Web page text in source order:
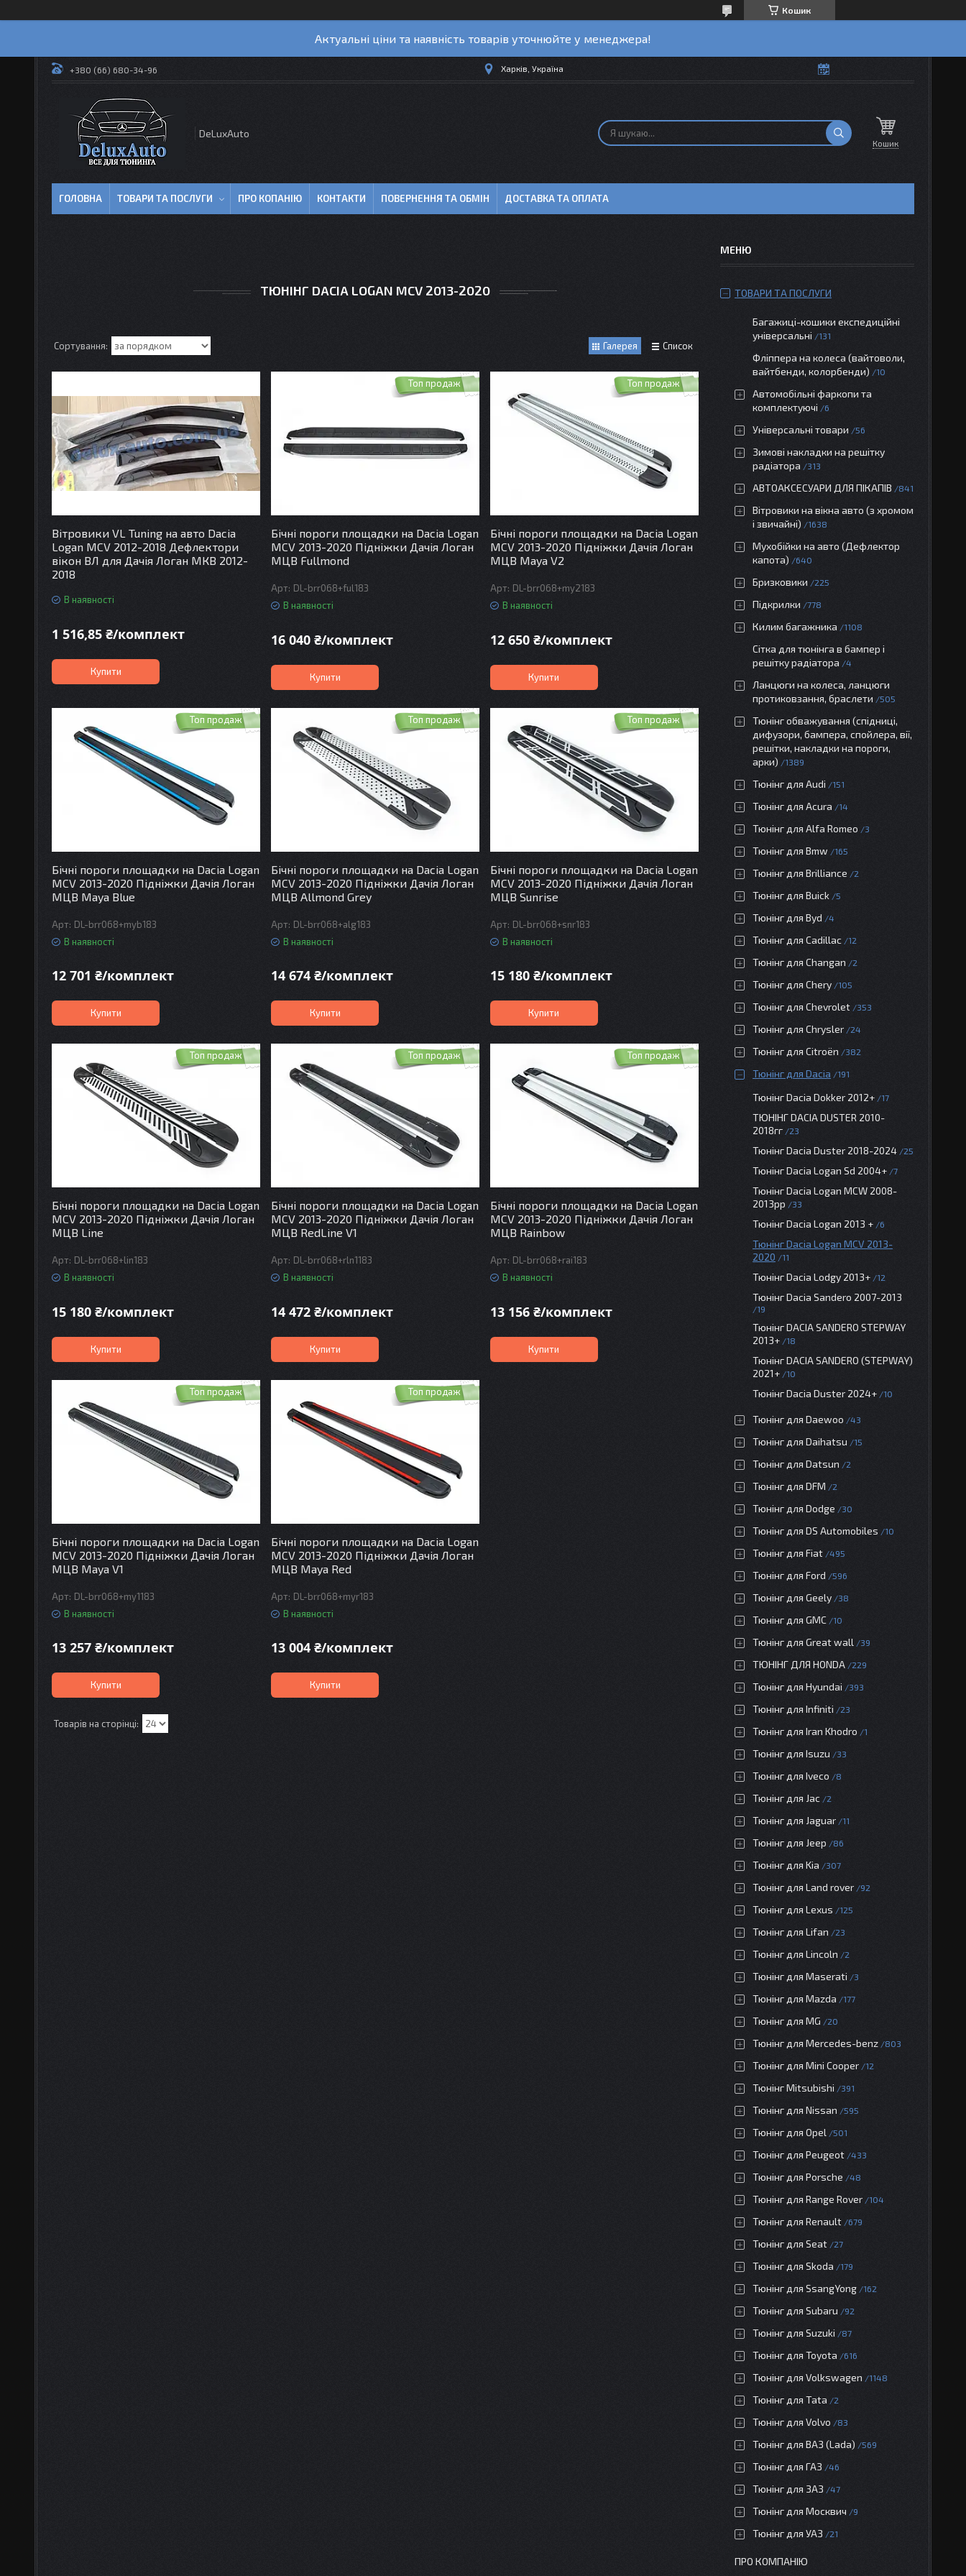
Кошик
Актуальні ціни та наявність товарів уточнюйте у менеджера!
+380 (66) 680-34-96 Харків, Україна
DeLuxAuto
Кошик
ГОЛОВНА ТОВАРИ ТА ПОСЛУГИ ПРО КОПАНІЮ КОНТАКТИ ПОВЕРНЕННЯ ТА ОБМІН ДОСТАВКА ТА ОПЛАТА
ТЮНІНГ DACIA LOGAN MCV 2013-2020
Галерея Список
Вітровики VL Tuning на авто Dacia
Logan MCV 2012-2018 Дефлектори
вікон ВЛ для Дачія Логан МКВ 2012-
2018
В наявності
1 516,85 ₴/комплект
Купити
Топ продаж
Бічні пороги площадки на Dacia Logan
MCV 2013-2020 Підніжки Дачія Логан
МЦВ Fullmond
DL-brr068+ful183
В наявності
16 040 ₴/комплект
Купити
Топ продаж
Бічні пороги площадки на Dacia Logan
MCV 2013-2020 Підніжки Дачія Логан
МЦВ Maya V2
DL-brr068+my2183
В наявності
12 650 ₴/комплект
Купити
Топ продаж
Бічні пороги площадки на Dacia Logan
MCV 2013-2020 Підніжки Дачія Логан
МЦВ Maya Blue
DL-brr068+myb183
В наявності
12 701 ₴/комплект
Купити
Топ продаж
Бічні пороги площадки на Dacia Logan
MCV 2013-2020 Підніжки Дачія Логан
МЦВ Allmond Grey
DL-brr068+alg183
В наявності
14 674 ₴/комплект
Купити
Топ продаж
Бічні пороги площадки на Dacia Logan
MCV 2013-2020 Підніжки Дачія Логан
МЦВ Sunrise
DL-brr068+snr183
В наявності
15 180 ₴/комплект
Купити
Топ продаж
Бічні пороги площадки на Dacia Logan
MCV 2013-2020 Підніжки Дачія Логан
МЦВ Line
DL-brr068+lin183
В наявності
15 180 ₴/комплект
Купити
Топ продаж
Бічні пороги площадки на Dacia Logan
MCV 2013-2020 Підніжки Дачія Логан
МЦВ RedLine V1
DL-brr068+rln1183
В наявності
14 472 ₴/комплект
Купити
Топ продаж
Бічні пороги площадки на Dacia Logan
MCV 2013-2020 Підніжки Дачія Логан
МЦВ Rainbow
DL-brr068+rai183
В наявності
13 156 ₴/комплект
Купити
Топ продаж
Бічні пороги площадки на Dacia Logan
MCV 2013-2020 Підніжки Дачія Логан
МЦВ Maya V1
DL-brr068+my1183
В наявності
13 257 ₴/комплект
Купити
Топ продаж
Бічні пороги площадки на Dacia Logan
MCV 2013-2020 Підніжки Дачія Логан
МЦВ Maya Red
DL-brr068+myr183
В наявності
13 004 ₴/комплект
Купити
ТОВАРИ ТА ПОСЛУГИ
Багажиці-кошики експедиційні
універсальні
131
Фліппера на колеса (вайтоволи,
вайтбенди, колорбенди)
10
Автомобільні фаркопи та
комплектуючі
6
Універсальні товари 56
Зимові накладки на решітку
радіатора
313
АВТОАКСЕСУАРИ ДЛЯ ПІКАПІВ 841
Вітровики на вікна авто (з хромом
і звичайні)
1638
Мухобійки на авто (Дефлектор
капота)
640
Бризковики 225
Підкрилки 778
Килим багажника 1108
Сітка для тюнінга в бампер і
решітку радіатора
4
Ланцюги на колеса, ланцюги
протиковзання, браслети
505
Тюнінг обважування (спідниці,
дифузори, бампера, спойлера, вії,
решітки, накладки на пороги,
арки)
1389
Тюнінг для Audi 151
Тюнінг для Acura 14
Тюнінг для Alfa Romeo 3
Тюнінг для Bmw 165
Тюнінг для Brilliance 2
Тюнінг для Buick 5
Тюнінг для Byd 4
Тюнінг для Cadillac 12
Тюнінг для Changan 2
Тюнінг для Chery 105
Тюнінг для Chevrolet 353
Тюнінг для Chrysler 24
Тюнінг для Citroën 382
Тюнінг для Dacia 191
Тюнінг Dacia Dokker 2012+ 17
ТЮНІНГ DACIA DUSTER 2010-
2018гг
23
Тюнінг Dacia Duster 2018-2024 25
Тюнінг Dacia Logan Sd 2004+ 7
Тюнінг Dacia Logan MCW 2008-
2013рр
33
Тюнінг Dacia Logan 2013 + 6
Тюнінг Dacia Logan MCV 2013-
2020
11
Тюнінг Dacia Lodgy 2013+ 12
Тюнінг Dacia Sandero 2007-2013
19
Тюнінг DACIA SANDERO STEPWAY
2013+
18
Тюнінг DACIA SANDERO (STEPWAY)
2021+
10
Тюнінг Dacia Duster 2024+ 10
Тюнінг для Daewoo 43
Тюнінг для Daihatsu 15
Тюнінг для Datsun 2
Тюнінг для DFM 2
Тюнінг для Dodge 30
Тюнінг для DS Automobiles 10
Тюнінг для Fiat 495
Тюнінг для Ford 596
Тюнінг для Geely 38
Тюнінг для GMC 10
Тюнінг для Great wall 39
ТЮНІНГ ДЛЯ HONDA 229
Тюнінг для Hyundai 393
Тюнінг для Infiniti 23
Тюнінг для Iran Khodro 1
Тюнінг для Isuzu 33
Тюнінг для Iveco 8
Тюнінг для Jac 2
Тюнінг для Jaguar 11
Тюнінг для Jeep 86
Тюнінг для Kia 307
Тюнінг для Land rover 92
Тюнінг для Lexus 125
Тюнінг для Lifan 23
Тюнінг для Lincoln 2
Тюнінг для Maserati 3
Тюнінг для Mazda 177
Тюнінг для MG 20
Тюнінг для Mercedes-benz 803
Тюнінг для Mini Cooper 12
Тюнінг Mitsubishi 391
Тюнінг для Nissan 595
Тюнінг для Opel 501
Тюнінг для Peugeot 433
Тюнінг для Porsche 48
Тюнінг для Range Rover 104
Тюнінг для Renault 679
Тюнінг для Seat 27
Тюнінг для Skoda 179
Тюнінг для SsangYong 162
Тюнінг для Subaru 92
Тюнінг для Suzuki 87
Тюнінг для Toyota 616
Тюнінг для Volkswagen 1148
Тюнінг для Tata 2
Тюнінг для Volvo 83
Тюнінг для ВАЗ (Lada) 569
Тюнінг для ГАЗ 46
Тюнінг для ЗАЗ 47
Тюнінг для Москвич 9
Тюнінг для УАЗ 21
ПРО КОМПАНІЮ